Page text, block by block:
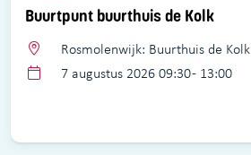
Buurtpunt buurthuis de Kolk
Rosmolenwijk: Buurthuis de Kolk
7 augustus 2026 09:30 - 13:00